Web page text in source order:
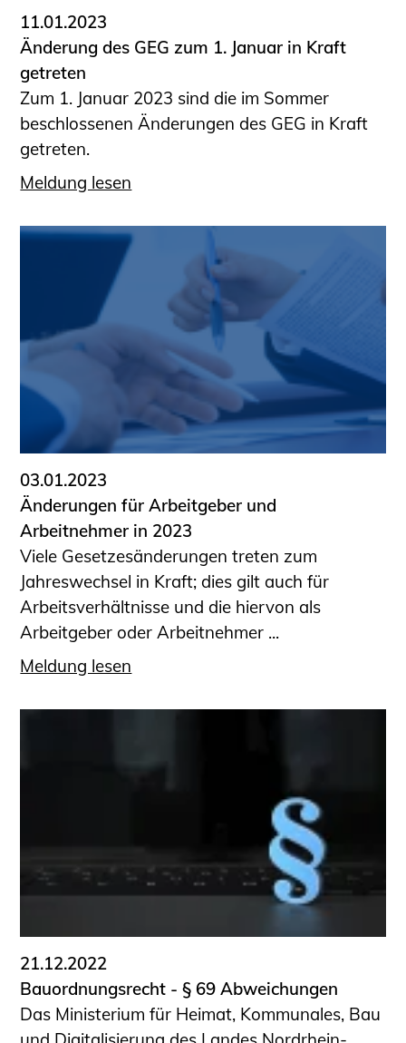
11.01.2023
Änderung des GEG zum 1. Januar in Kraft
getreten
Zum 1. Januar 2023 sind die im Sommer
beschlossenen Änderungen des GEG in Kraft
getreten.
Meldung lesen
03.01.2023
Änderungen für Arbeitgeber und
Arbeitnehmer in 2023
Viele Gesetzesänderungen treten zum
Jahreswechsel in Kraft; dies gilt auch für
Arbeitsverhältnisse und die hiervon als
Arbeitgeber oder Arbeitnehmer ...
Meldung lesen
21.12.2022
Bauordnungsrecht - § 69 Abweichungen
Das Ministerium für Heimat, Kommunales, Bau